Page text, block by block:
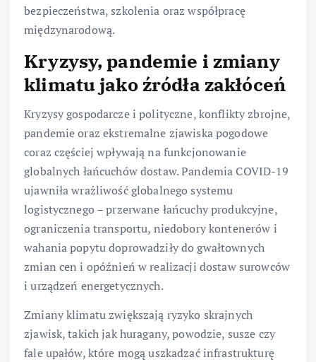
bezpieczeństwa, szkolenia oraz współpracę
międzynarodową.
Kryzysy, pandemie i zmiany
klimatu jako źródła zakłóceń
Kryzysy gospodarcze i polityczne, konflikty zbrojne,
pandemie oraz ekstremalne zjawiska pogodowe
coraz częściej wpływają na funkcjonowanie
globalnych łańcuchów dostaw. Pandemia COVID-19
ujawniła wrażliwość globalnego systemu
logistycznego – przerwane łańcuchy produkcyjne,
ograniczenia transportu, niedobory kontenerów i
wahania popytu doprowadziły do gwałtownych
zmian cen i opóźnień w realizacji dostaw surowców
i urządzeń energetycznych.
Zmiany klimatu zwiększają ryzyko skrajnych
zjawisk, takich jak huragany, powodzie, susze czy
fale upałów, które mogą uszkadzać infrastrukturę